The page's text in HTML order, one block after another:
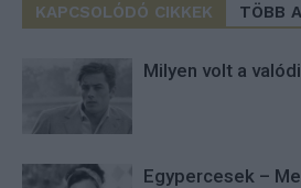
KAPCSOLÓDÓ CIKKEK TÖBB
Milyen volt a
Egypercesek –